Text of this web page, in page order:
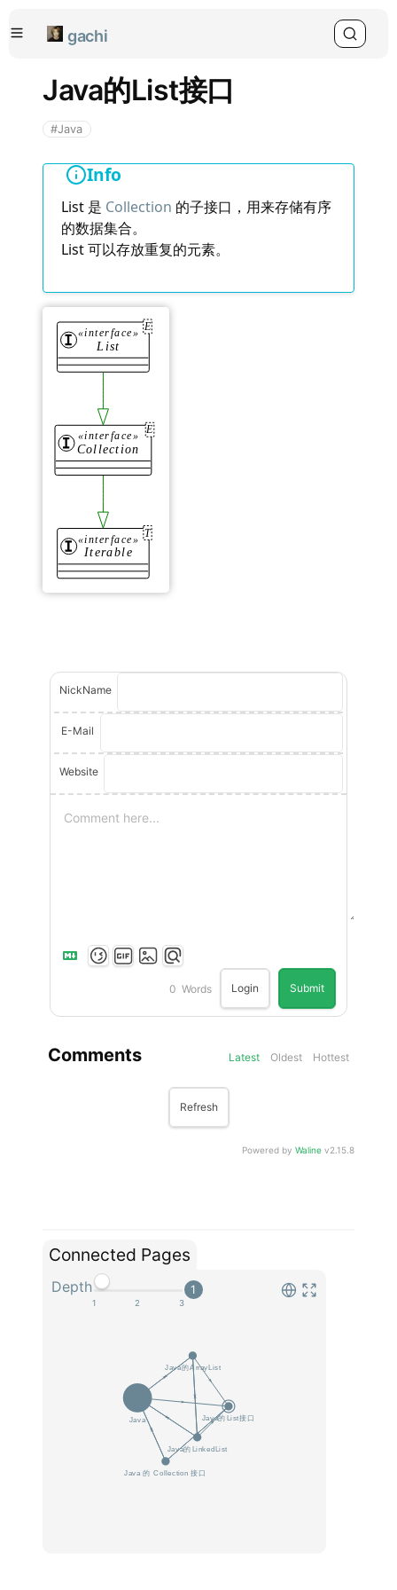
gachi
Java的List接口
#Java
Info
List 是 Collection 的子接口，用来存储有序
的数据集合。
List 可以存放重复的元素。
NickName
E-Mail
Website
0 Words Login Submit
Comments Latest Oldest Hottest
Refresh
Powered by Waline v2.15.8
Connected Pages
Depth 1